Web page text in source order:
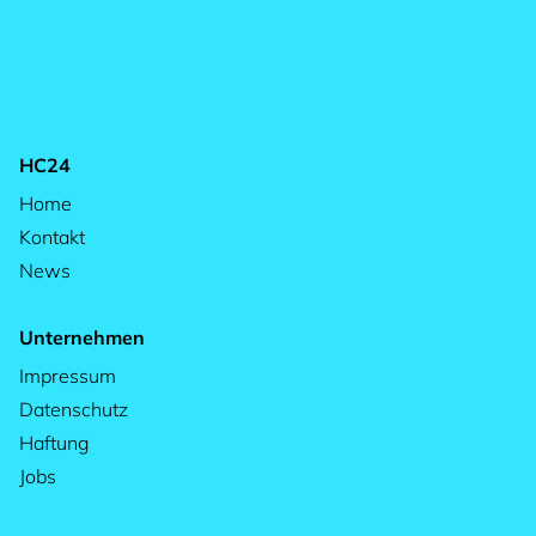
HC24
Home
Kontakt
News
Unternehmen
Impressum
Datenschutz
Haftung
Jobs